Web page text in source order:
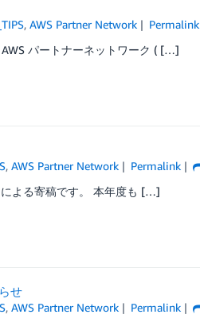
,AWS Partner Network Permalink
パートナーネットワーク ( […]
,AWS Partner Network Permalink
よる寄稿です。 本年度も […]
せ
,AWS Partner Network Permalink